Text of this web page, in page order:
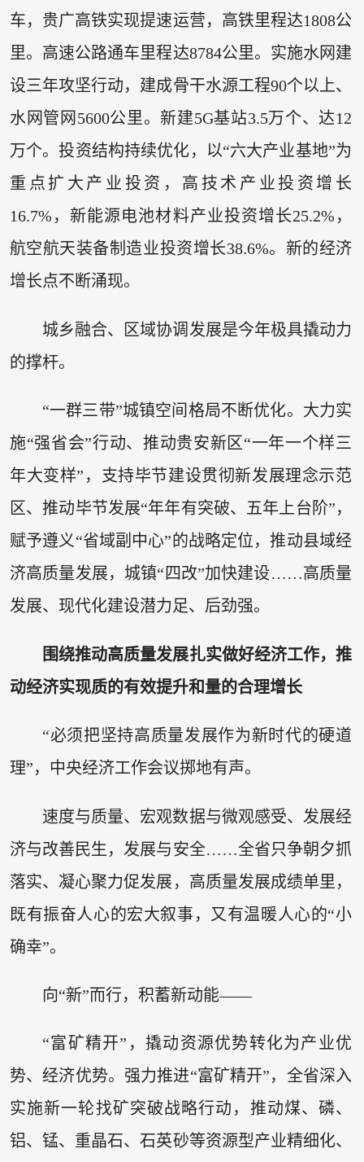
车，贵广高铁实现提速运营，高铁里程达1808公
里。高速公路通车里程达8784公里。实施水网建
设三年攻坚行动，建成骨干水源工程90个以上、
水网管网5600公里。新建5G基站3.5万个、达12
万个。投资结构持续优化，以“六大产业基地”为
重点扩大产业投资，高技术产业投资增长
16.7%，新能源电池材料产业投资增长25.2%，
航空航天装备制造业投资增长38.6%。新的经济
增长点不断涌现。
城乡融合、区域协调发展是今年极具撬动力
的撑杆。
“一群三带”城镇空间格局不断优化。大力实
施“强省会”行动、推动贵安新区“一年一个样三
年大变样”，支持毕节建设贯彻新发展理念示范
区、推动毕节发展“年年有突破、五年上台阶”，
赋予遵义“省域副中心”的战略定位，推动县域经
济高质量发展，城镇“四改”加快建设……高质量
发展、现代化建设潜力足、后劲强。
围绕推动高质量发展扎实做好经济工作，推
动经济实现质的有效提升和量的合理增长
“必须把坚持高质量发展作为新时代的硬道
理”，中央经济工作会议掷地有声。
速度与质量、宏观数据与微观感受、发展经
济与改善民生，发展与安全……全省只争朝夕抓
落实、凝心聚力促发展，高质量发展成绩单里，
既有振奋人心的宏大叙事，又有温暖人心的“小
确幸”。
向“新”而行，积蓄新动能——
“富矿精开”，撬动资源优势转化为产业优
势、经济优势。强力推进“富矿精开”，全省深入
实施新一轮找矿突破战略行动，推动煤、磷、
铝、锰、重晶石、石英砂等资源型产业精细化、